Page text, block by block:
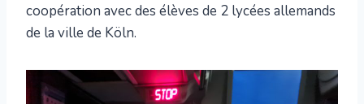
coopération avec des élèves de 2 lycées allemands
de la ville de Köln.